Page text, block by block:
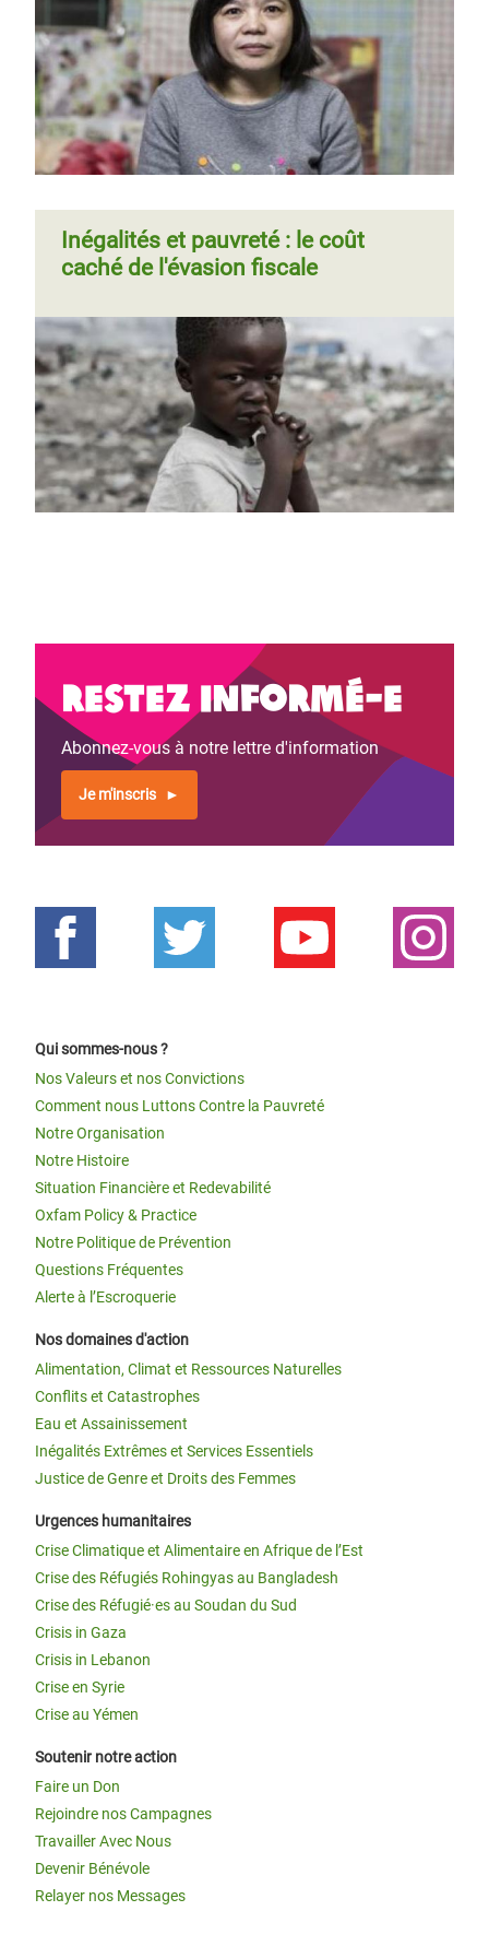
mettre fin à la pauvreté
précédentesuivante
Pagination Page 1 Page
suivante
Inégalités et pauvreté : le coût
caché de l'évasion fiscale
Restez informé-e
Abonnez-vous à notre lettre d'information
Je m'inscris
Qui sommes-nous ?
Nos Valeurs et nos Convictions
Comment nous Luttons Contre la Pauvreté
Notre Organisation
Notre Histoire
Situation Financière et Redevabilité
Oxfam Policy & Practice
Notre Politique de Prévention
Questions Fréquentes
Alerte à l’Escroquerie
Nos domaines d'action
Alimentation, Climat et Ressources Naturelles
Conflits et Catastrophes
Eau et Assainissement
Inégalités Extrêmes et Services Essentiels
Justice de Genre et Droits des Femmes
Urgences humanitaires
Crise Climatique et Alimentaire en Afrique de l’Est
Crise des Réfugiés Rohingyas au Bangladesh
Crise des Réfugié·es au Soudan du Sud
Crisis in Gaza
Crisis in Lebanon
Crise en Syrie
Crise au Yémen
Soutenir notre action
Faire un Don
Rejoindre nos Campagnes
Travailler Avec Nous
Devenir Bénévole
Relayer nos Messages